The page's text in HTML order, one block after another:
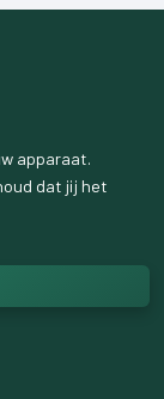
apparaat.
dat jij het